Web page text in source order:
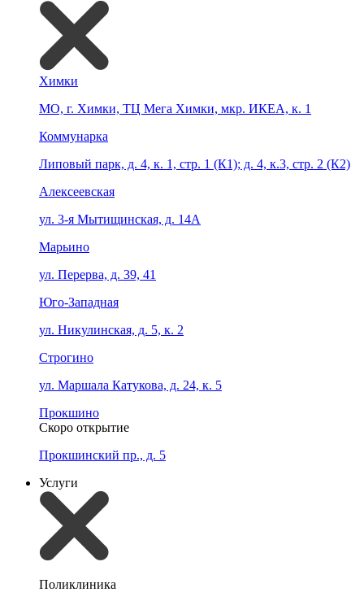
Химки
МО, г. Химки, ТЦ Мега Химки, мкр. ИКЕА, к. 1
Коммунарка
Липовый парк, д. 4, к. 1, стр. 1 (К1); д. 4, к.3, стр. 2 (К2)
Алексеевская
ул. 3-я Мытищинская, д. 14А
Марьино
ул. Перерва, д. 39, 41
Юго-Западная
ул. Никулинская, д. 5, к. 2
Строгино
ул. Маршала Катукова, д. 24, к. 5
Прокшино
Скоро открытие
Прокшинский пр., д. 5
Услуги
Поликлиника